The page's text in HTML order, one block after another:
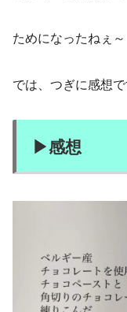
ためになったねぇ
では、つぎに感想で
▶︎感想